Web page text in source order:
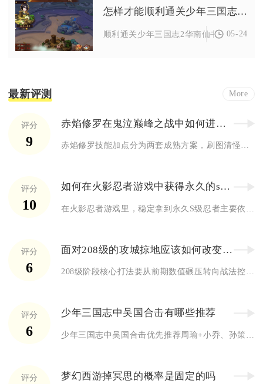
怎样才能顺利通关少年三国志2华南仙书
顺利通关少年三国志2华南仙书，核心是
05-24
最新评测 More
评分
9
赤焰修罗在鬼泣巅峰之战中如何进行技能加点
评分
10
如何在火影忍者游戏中获得永久的s级忍者
评分
6
面对208级的攻城掠地应该如何改变策略
评分
6
少年三国志中吴国合击有哪些推荐
评分 梦幻西游掉冥思的概率是固定的吗